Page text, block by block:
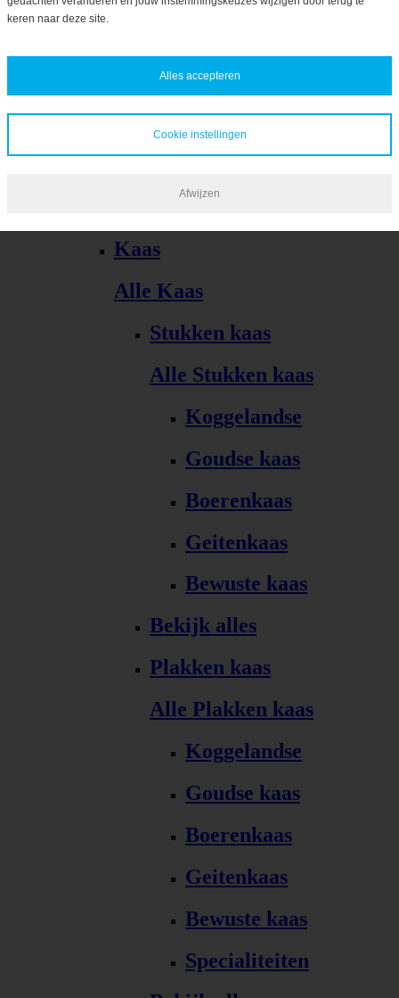
Bekijk alles
Kaas
Alle Kaas
Stukken kaas
Alle Stukken kaas
Koggelandse
Goudse kaas
Boerenkaas
Geitenkaas
Bewuste kaas
Bekijk alles
Plakken kaas
Alle Plakken kaas
Koggelandse
Goudse kaas
Boerenkaas
Geitenkaas
Bewuste kaas
Specialiteiten
keren naar deze site.
Alles accepteren
Cookie instellingen
Afwijzen